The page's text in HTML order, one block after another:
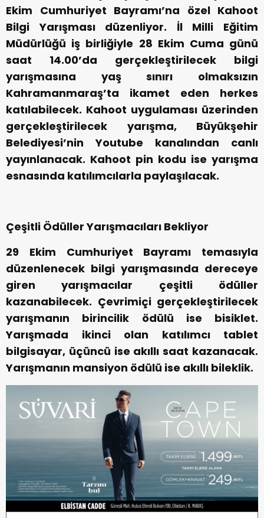
Ekim Cumhuriyet Bayramı’na özel Kahoot
Bilgi Yarışması düzenliyor. İl Milli Eğitim
Müdürlüğü iş birliğiyle 28 Ekim Cuma günü
saat 14.00’da gerçekleştirilecek bilgi
yarışmasına yaş sınırı olmaksızın
Kahramanmaraş’ta ikamet eden herkes
katılabilecek. Kahoot uygulaması üzerinden
gerçekleştirilecek yarışma, Büyükşehir
Belediyesi’nin Youtube kanalından canlı
yayınlanacak. Kahoot pin kodu ise yarışma
esnasında katılımcılarla paylaşılacak.
Çeşitli Ödüller Yarışmacıları Bekliyor
29 Ekim Cumhuriyet Bayramı temasıyla
düzenlenecek bilgi yarışmasında dereceye
giren yarışmacılar çeşitli ödüller
kazanabilecek. Çevrimiçi gerçekleştirilecek
yarışmanın birincilik ödülü ise bisiklet.
Yarışmada ikinci olan katılımcı tablet
bilgisayar, üçüncü ise akıllı saat kazanacak.
Yarışmanın mansiyon ödülü ise akıllı bileklik.